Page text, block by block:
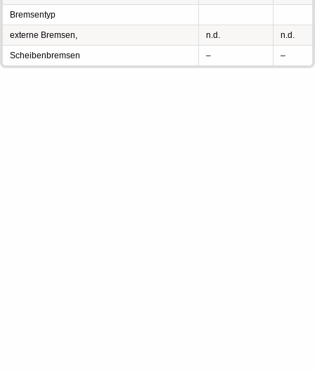
Bremsentyp
externe Bremsen, n.d. n.d.
Scheibenbremsen – –